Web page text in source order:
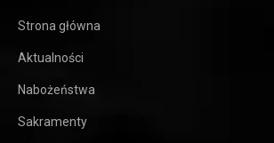
Strona główna
Aktualności
Nabożeństwa
Sakramenty